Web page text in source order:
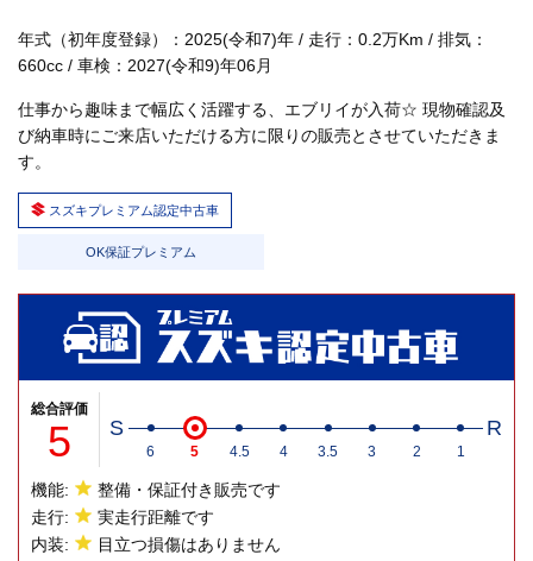
年式（初年度登録）：2025(令和7)年 / 走行：0.2万Km / 排気：
660cc / 車検：2027(令和9)年06月
仕事から趣味まで幅広く活躍する、エブリイが入荷☆ 現物確認及
び納車時にご来店いただける方に限りの販売とさせていただきま
す。
スズキプレミアム認定中古車
OK保証プレミアム
総合評価
5 S R
6 5 4.5 4 3.5 3 2 1
機能:
整備・保証付き販売です
走行:
実走行距離です
内装:
目立つ損傷はありません